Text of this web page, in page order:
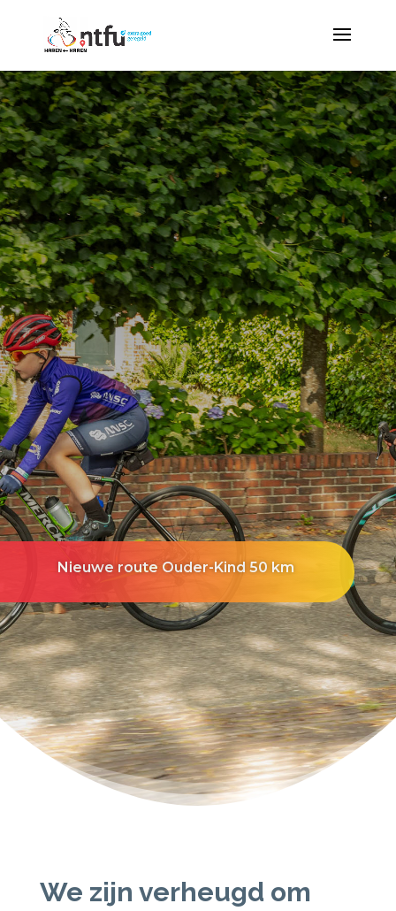
Nieuwe route Ouder-Kind 50 km
We zijn verheugd om